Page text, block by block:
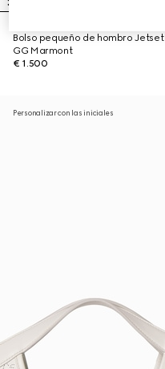
Bolso pequeño de hombro Jetset
GG Marmont
€ 1.500
Personalizar con las iniciales